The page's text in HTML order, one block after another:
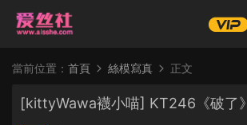
當前位置： 首頁 絲模寫真 正文
[kittyWawa襪小喵] KT246《破了》